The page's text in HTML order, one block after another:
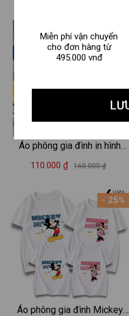
- 31%
Áo phông gia đình in hình
mặt cười - Áo thun đồng
110.000 ₫ 160.000 ₫
- 25%
Áo phông gia đình Mickey
Miễn phí vận chuyển
cho đơn hàng từ
495.000 vnđ